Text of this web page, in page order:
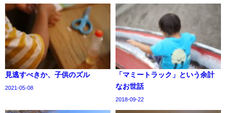
見逃すべきか、子供のズル
2021-05-08
「マミートラック」という余計
なお世話
2018-09-22